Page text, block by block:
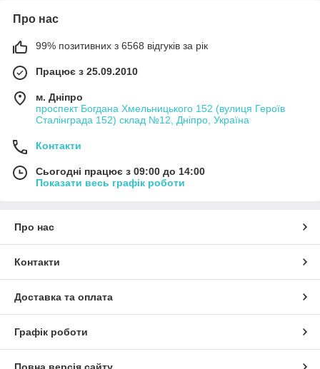
Про нас
99% позитивних з 6568 відгуків за рік
Працює з 25.09.2010
м. Дніпро
проспект Богдана Хмельницького 152 (вулиця Героїв
Сталінграда 152) склад №12, Дніпро, Україна
Контакти
Сьогодні працює з 09:00 до 14:00
Показати весь графік роботи
Про нас
Контакти
Доставка та оплата
Графік роботи
Повна версія сайту